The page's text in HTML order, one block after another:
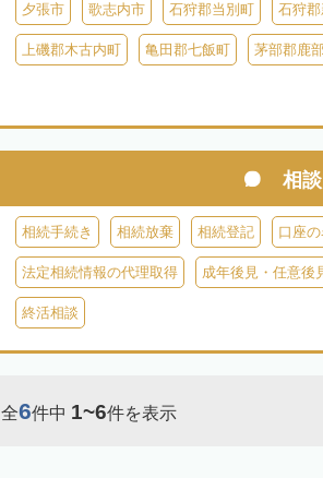
夕張市 歌志内市 石狩郡当別町 石狩
上磯郡木古内町 亀田郡七飯町 茅部郡鹿
島牧郡島牧村 寿都郡寿都町 寿都郡黒松
虻田郡喜
岩内郡共和町 岩内郡岩内町 二海郡八雲
余市郡仁木町 余市郡余市町 余市郡赤井
空知郡上富良野町 空知郡中富良野町 空
樺戸郡月形町
上川郡東神楽町 上川郡鷹栖町
相
相続手続き 相続放棄 相続登記 口座
法定相続情報の代理取得 成年後見・任意後
終活相談
全6件中 1~6件を表示